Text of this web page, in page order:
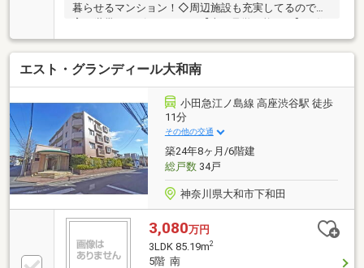
暮らせるマンション！◇周辺施設も充実してるので子
宅ローンにご不安はございませんか？多数の提携銀行
から、最適なご提案をさせていただきます！・弊社提
携のauじぶん銀行は＋ガン保険加入でご利用可能で
す。・お車でのご来店もお気軽にお申し付けくださ
い！・将来のライフプランはすでに作られております
か？提携会社による無料ファイナンシャルプラン面談
を承っております。
エスト・グランディール大和南
小田急江ノ島線 高座渋谷駅 徒歩
11分
その他の交通
築24年8ヶ月/6階建
総戸数34戸
神奈川県大和市下和田
3,080万円
3LDK 85.19m2
5階 南